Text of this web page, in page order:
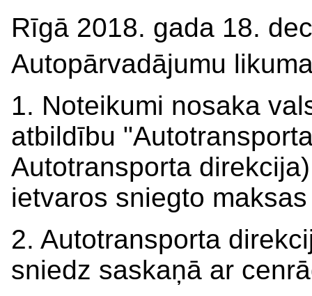
Rīgā 2018. gada 18.
Autopārvadājumu
1. Noteikumi nosaka
atbildību
Autotransporta
ietvaros sniegto
2. Autotransporta
sniedz saskaņā ar